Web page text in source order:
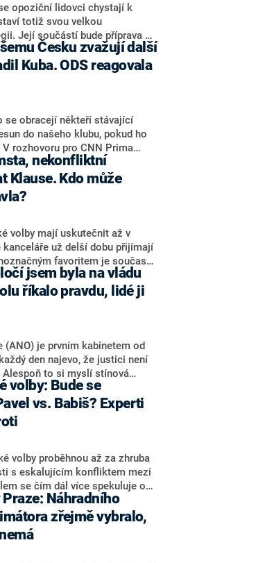
opoziční lidovci chystají k
totiž svou velkou
Její součástí bude příprava na
ve středu na setkání s novináři
Jan Grolich. Ten zároveň v
ve Vyškově. Popsal i
vládní strany nebo političtí
o slabé a v defenzivě. „Je to
na chyby vlády. Ministři s
debat. Chceme ale ukazovat
Grolich na dotaz CNN Prima
Kuba. ODS reagovala
se obracejí někteří stávající
do našeho klubu, pokud ho
rozhovoru pro CNN Prima
hnutí a jihočeský hejtman
nebyl, ale získat by takto mohl
Hrabu, který je dnes
TOP 09. Hraba to na dotaz
klubu senátorů ODS
řekl, že počítá s odchodem
a že Naše Česko není
Klause. Kdo může
volby mají uskutečnit až v
kanceláře už delší dobu přijímají
favoritem je současná
Daleko za ním pak bookmakeři
ANO, tedy premiéra
průmyslu Karla Havlíčka.
sázkařů je poslanec za
Jan Kubáček nicméně
kohokoliv ze zmíněné trojice
něj současná koalice dosud
Pavlovi mohla konkurovat.
jsem byla na vládu
říkalo pravdu, lidé ji
(ANO) je prvním kabinetem od
den najevo, že justici není
Alespoň to si myslí stínová
ODS Eva Decroix. V
NEWS si nebrala servítky
svého nástupce Jeronýma
zmocněnkyně pro lidská
Označením „svoloč“ na
ještě hodná. Decroix se také
koalice Spolu či promluvila o
Kuby.
vs. Babiš? Experti
volby proběhnou až za zhruba
s eskalujícím konfliktem mezi
se čím dál více spekuluje o
o Hrad mohla vyslat současná
komentátoři znovu vytahují
Babiše (ANO). Jak moc je
v prezidentských volbách 2028
z roku 2023?
Náhradního
zřejmě vybralo,